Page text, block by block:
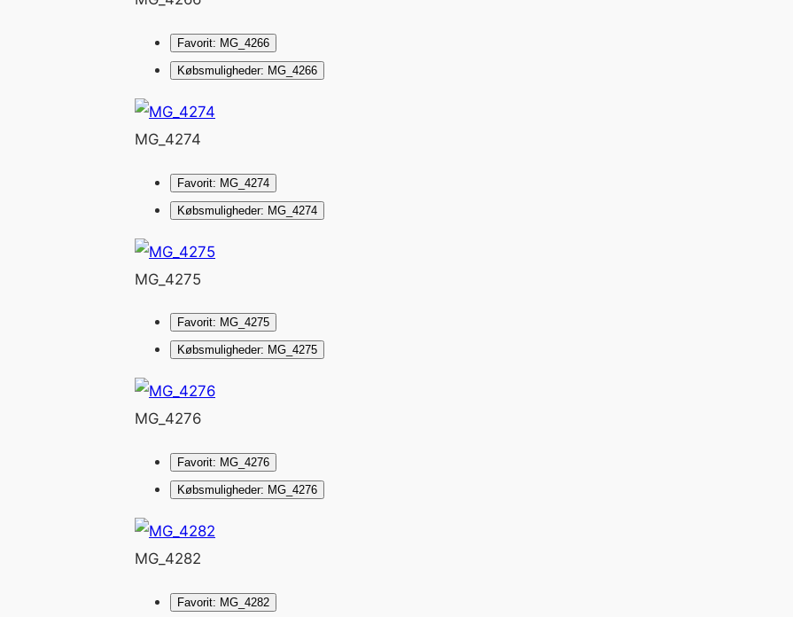
Favorit: MG_4266
Købsmuligheder: MG_4266
MG_4274
Favorit: MG_4274
Købsmuligheder: MG_4274
MG_4275
Favorit: MG_4275
Købsmuligheder: MG_4275
MG_4276
Favorit: MG_4276
Købsmuligheder: MG_4276
MG_4282
Favorit: MG_4282